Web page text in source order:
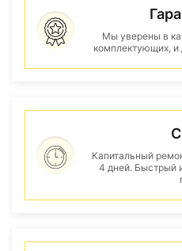
Мы уверены в
комплектующих, и
Капитальный
4 дней. Быстрый